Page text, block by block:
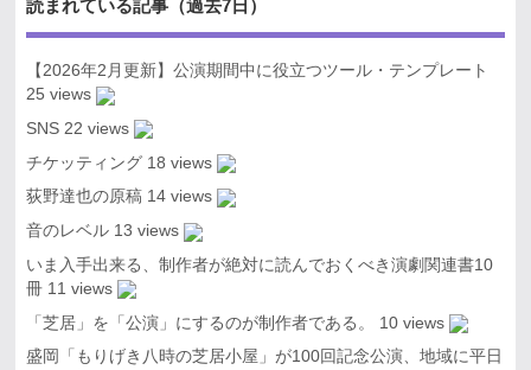
読まれている記事（過去7日）
【2026年2月更新】公演期間中に役立つツール・テンプレート
25 views
SNS 22 views
チケッティング 18 views
荻野達也の原稿 14 views
音のレベル 13 views
いま入手出来る、制作者が絶対に読んでおくべき演劇関連書10
冊 11 views
「芝居」を「公演」にするのが制作者である。
10 views
盛岡「もりげき八時の芝居小屋」が100回記念公演、地域に平日